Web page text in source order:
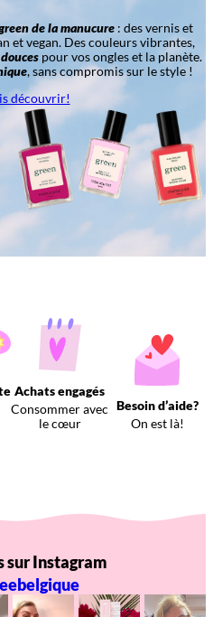
de la manucure: des vernis et
et vegan. Des couleurs vibrantes,
pour vos ongles et la planète.
, sans compromis sur le style !
découvrir!
Achats engagés
Consommer avec
le cœur
Besoin d’aide?
On est là!
sur Instagram